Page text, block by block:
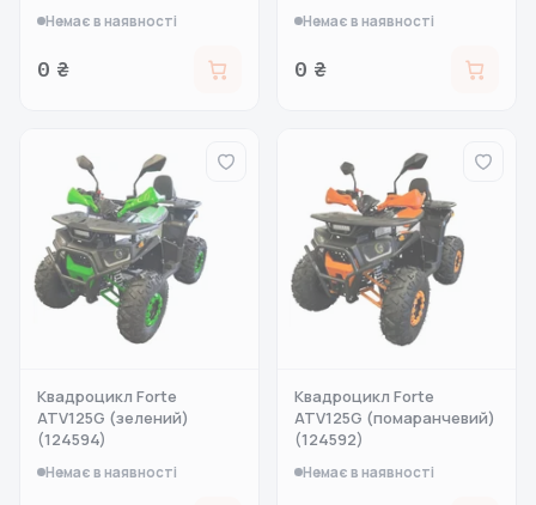
Немає в наявності
0 ₴
Немає в наявності
0 ₴
Квадроцикл Forte
ATV125G (зелений)
(124594)
Немає в наявності
Квадроцикл Forte
ATV125G (помаранчевий)
(124592)
Немає в наявності